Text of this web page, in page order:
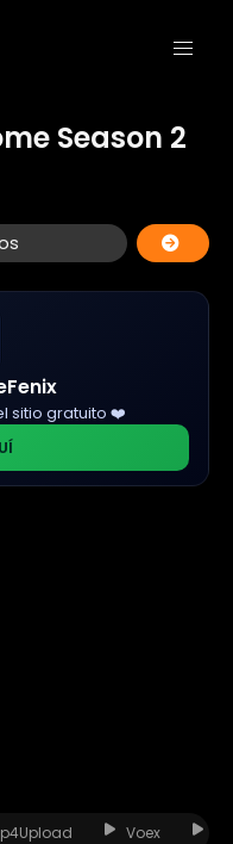
Season 2
sitio gratuito ❤️
Voex